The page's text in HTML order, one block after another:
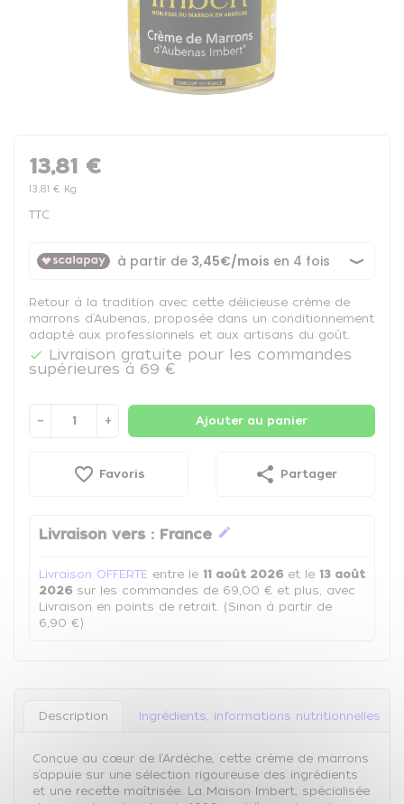
13,81 €
13,81 € Kg
TTC
Retour à la tradition avec cette délicieuse crème de
marrons d’Aubenas, proposée dans un conditionnement
adapté aux professionnels et aux artisans du goût.

Livraison gratuite pour les commandes
supérieures à 69 €
− + Ajouter au panier
favorite_border Favoris share Partager
Livraison vers : France edit
Livraison OFFERTE entre le 11 août 2026 et le 13 août
2026 sur les commandes de 69,00 € et plus, avec
Livraison en points de retrait. (Sinon à partir de
6,90 €)
Description Ingrédients, informations nutritionnelles
Conçue au cœur de l’Ardèche, cette crème de marrons
s’appuie sur une sélection rigoureuse des ingrédients
et une recette maîtrisée. La Maison Imbert, spécialisée